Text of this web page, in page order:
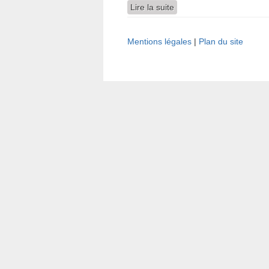
Lire la suite
Mentions légales | Plan du site